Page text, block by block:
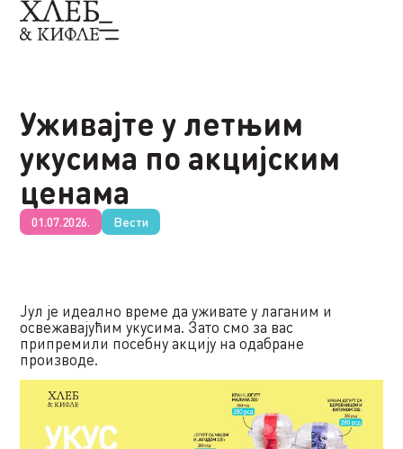
Уживајте у летњим
укусима по акцијским
ценама
01.07.2026. Вести
Јул је идеално време да уживате у лаганим и
освежавајућим укусима. Зато смо за вас
припремили посебну акцију на одабране
производе.